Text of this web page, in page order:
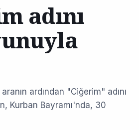
adını
ardından "Ciğerim" adını
Kurban Bayramı'nda, 30